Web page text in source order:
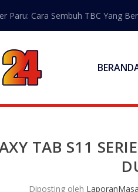
Paru: Cara Sembuh TBC Yang
TAB S11
Diposting oleh